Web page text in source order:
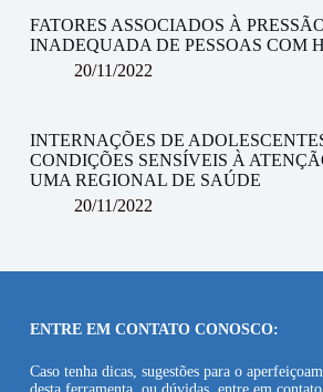
FATORES ASSOCIADOS À
INADEQUADA DE PESSOAS COM
20/11/2022
INTERNAÇÕES DE
CONDIÇÕES SENSÍVEIS À
UMA REGIONAL DE SAÚDE
20/11/2022
ENTRE EM CONTATO CONOSCO:
Caso tenha dicas, sugestões para o